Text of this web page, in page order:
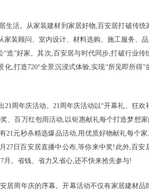
生活。从家装建材到家居好物,百安居打破传统
装顾问、室内设计、材料选购、施工服务、
造”好家。其次,百安居与时代同步,打破行业
,打造720°全景沉浸式体验,实现“所见即所得
周年庆活动。21周年庆活动以“开幕礼、狂欢
、百万红包雨活动,以钜惠献礼每个打造梦想
21元秒杀精选爆品活动,用优质好物献礼每个
27日百安居直播中公布,等你来中奖!此外,百安
。省钱、省力又省心,还不快来抢先参与!
居周年庆的序幕。开幕活动不仅有家居建材品